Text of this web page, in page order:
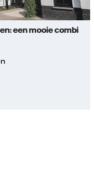
een mooie combi